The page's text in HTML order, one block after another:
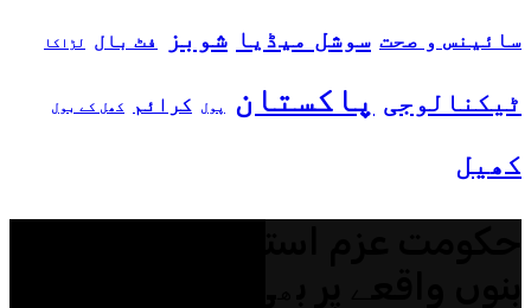
سائینس و صحت سوشل میڈیا شوبز فٹ بال لڑاکا
ٹیکنالوجی پاکستان پول کرائم کھل کے بول
کھیل